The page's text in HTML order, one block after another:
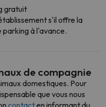
gratuit
s'il offre la
à l'avance.
de compagnie
domestiques. Pour
que vous nous
contacten informant du